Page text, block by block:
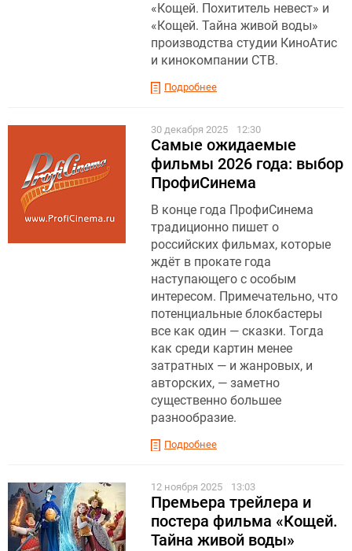
«Кощей. Похититель невест» и
«Кощей. Тайна живой воды»
производства студии КиноАтис
и кинокомпании СТВ.
Подробнее
30 декабря 2025 12:30
Самые ожидаемые
фильмы 2026 года: выбор
ПрофиСинема
В конце года ПрофиСинема
традиционно пишет о
российских фильмах, которые
ждёт в прокате года
наступающего с особым
интересом. Примечательно, что
потенциальные блокбастеры
все как один — сказки. Тогда
как среди картин менее
затратных — и жанровых, и
авторских, — заметно
существенно большее
разнообразие.
Подробнее
12 ноября 2025 13:03
Премьера трейлера и
постера фильма «Кощей.
Тайна живой воды»